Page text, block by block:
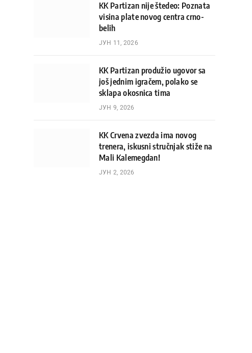
KK Partizan nije štedeo: Poznata
visina plate novog centra crno-
belih
ЈУН 11, 2026
KK Partizan produžio ugovor sa
još jednim igračem, polako se
sklapa okosnica tima
ЈУН 9, 2026
KK Crvena zvezda ima novog
trenera, iskusni stručnjak stiže na
Mali Kalemegdan!
ЈУН 2, 2026